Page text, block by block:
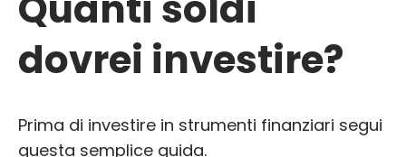
dovrei investire?
Prima di investire in strumenti finanziari segui
questa semplice guida.